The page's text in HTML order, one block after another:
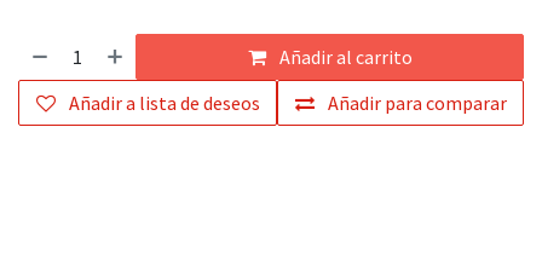
Añadir al carrito
Añadir para comparar
Añadir a lista de deseos